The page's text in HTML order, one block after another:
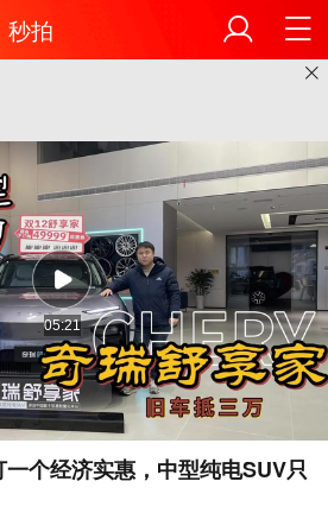
秒拍
05:21
个经济实惠，中型纯电SUV只